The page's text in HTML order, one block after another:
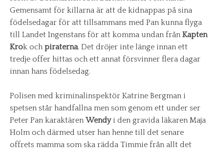
Gemensamt för killarna är att de kidnappas på sina
födelsedagar för att tillsammans med Pan kunna flyga
till Landet Ingenstans för att komma undan från Kapten
Krok och piraterna. Det dröjer inte länge innan ett
tredje offer hittas och ett annat försvinner flera dagar
innan hans födelsedag.
Polisen med kriminalinspektör Katrine Bergman i
spetsen står handfallna men som genom ett under ser
Peter Pan karaktären Wendyi den gravida läkaren Maja
Holm och därmed utser han henne till det senare
offrets mamma som ska rädda Timmie från allt det